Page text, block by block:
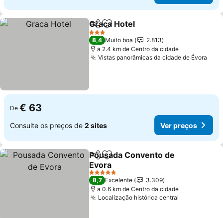
PartilharAdicionar aos favoritos
Graca Hotel
3 Estrelas
8,4 Muito boa
2.813
a 2.4 km de Centro da cidade
Vistas panorâmicas da cidade de Évora
De € 63
Consulte os preços de 2 sites Ver preços
PartilharAdicionar aos favoritos
Pousada Convento de
Evora
5 Estrelas
8,7 Excelente
3.309
a 0.6 km de Centro da cidade
Localização histórica central